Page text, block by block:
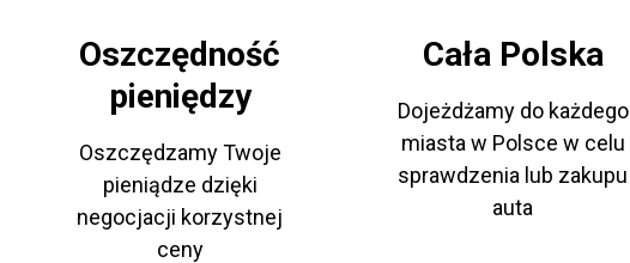
Oszczędność
pieniędzy
Oszczędzamy Twoje
pieniądze dzięki
negocjacji korzystnej
ceny
Cała Polska
Dojeżdżamy do każdego
miasta w Polsce w celu
sprawdzenia lub zakupu
auta